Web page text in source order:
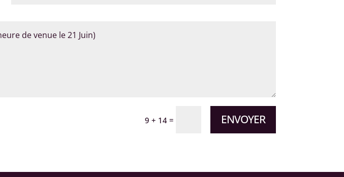
9 + 14= ENVOYER